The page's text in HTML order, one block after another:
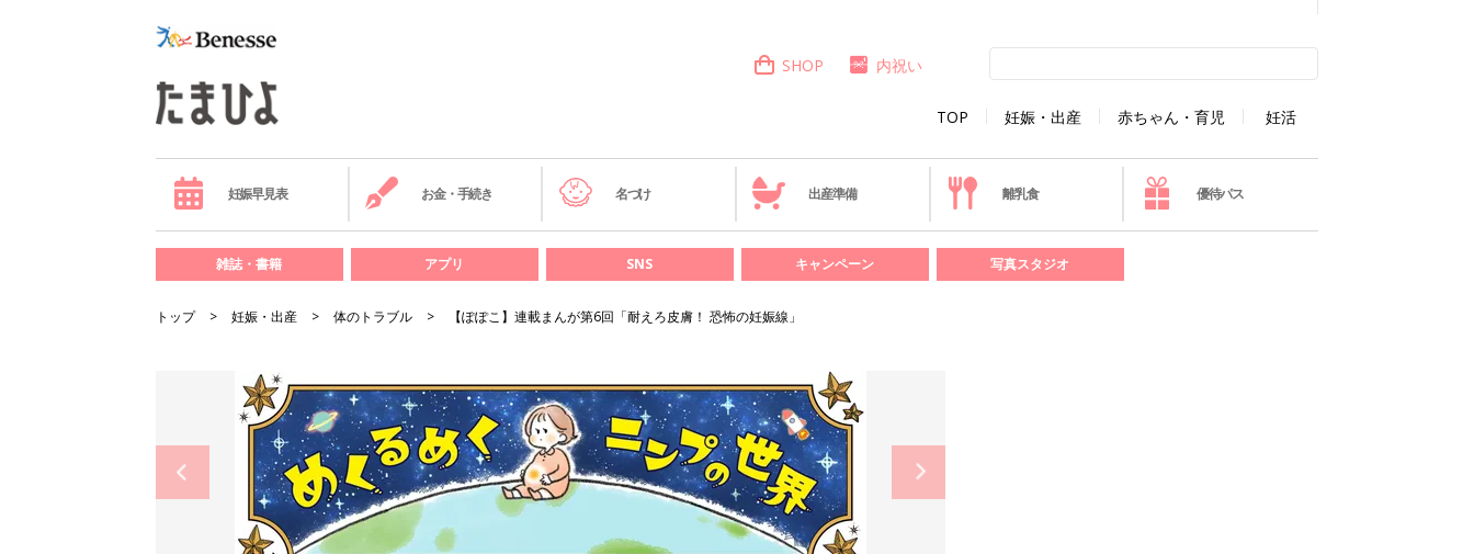
TOP 妊娠・出産 赤ちゃん・育児 妊活
SHOP 内祝い
妊娠早見表 お金・手続き 名づけ 出産準備 離乳食 優待パス
雑誌・書籍 アプリ SNS キャンペーン 写真スタジオ
トップ 妊娠・出産 体のトラブル 【ぽぽこ】連載まんが第6回「耐えろ皮膚！ 恐怖の妊娠線」